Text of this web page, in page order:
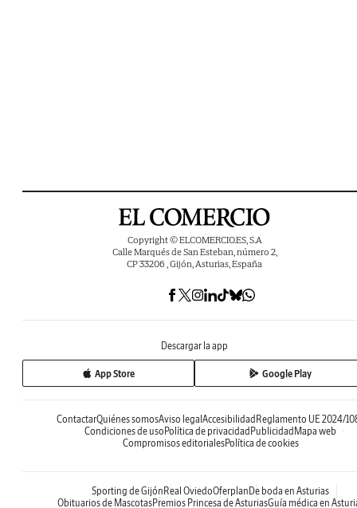
Copyright © ELCOMERCIO.ES, S.A
Calle Marqués de San Esteban, número 2,
CP 33206 , Gijón, Asturias, España
Descargar la app
App Store Google Play
ContactarQuiénes somosAviso legal Accesibilidad Reglamento UE 2024/
Condiciones de uso Política de privacidad Publicidad Mapa web
Compromisos editorialesPolítica de cookies
Sporting de Gijón Real OviedoOferplan De boda en Asturias
Obituarios de MascotasPremios Princesa de AsturiasGuía médica en